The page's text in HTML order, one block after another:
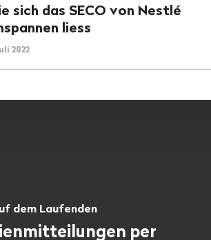
sich das SECO von Nestlé
liess
2022
dem Laufenden
per